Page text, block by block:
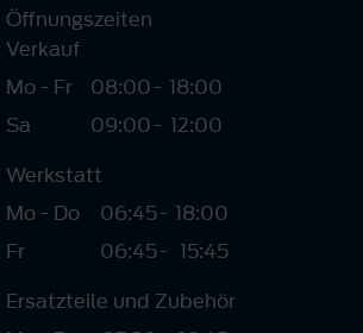
Öffnungszeiten
Verkauf
Mo - Fr
08:00- 18:00
Sa
09:00- 12:00
Werkstatt
Mo - Do
06:45- 18:00
Fr
06:45- 15:45
Ersatzteile und Zubehör